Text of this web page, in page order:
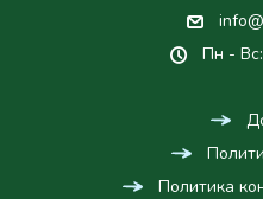
Пн -
Политика